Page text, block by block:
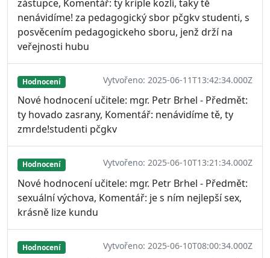
zástupce, Komentář: ty kriple kozlí, taky tě
nenávidíme! za pedagogický sbor pčgkv studenti, s
posvěcením pedagogickeho sboru, jenž drží na
veřejnosti hubu
Hodnocení Vytvořeno: 2025-06-11T13:42:34.000Z
Nové hodnocení učitele: mgr. Petr Brhel - Předmět:
ty hovado zasrany, Komentář: nenávidíme tě, ty
zmrde!studenti pčgkv
Hodnocení Vytvořeno: 2025-06-10T13:21:34.000Z
Nové hodnocení učitele: mgr. Petr Brhel - Předmět:
sexuální výchova, Komentář: je s ním nejlepší sex,
krásně lize kundu
Hodnocení Vytvořeno: 2025-06-10T08:00:34.000Z